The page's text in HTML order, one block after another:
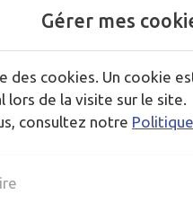
événement convivial,
avec un soutien à
journée haute en couleurs
Gérer mes
des cookies. Un cookie
lors de la visite sur le site.
consultez notre